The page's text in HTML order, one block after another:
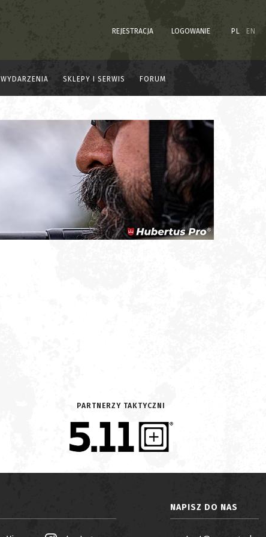
REJESTRACJA LOGOWANIE PL EN
WYDARZENIA SKLEPY I SERWIS FORUM
PARTNERZY TAKTYCZNI
NAPISZ DO NAS